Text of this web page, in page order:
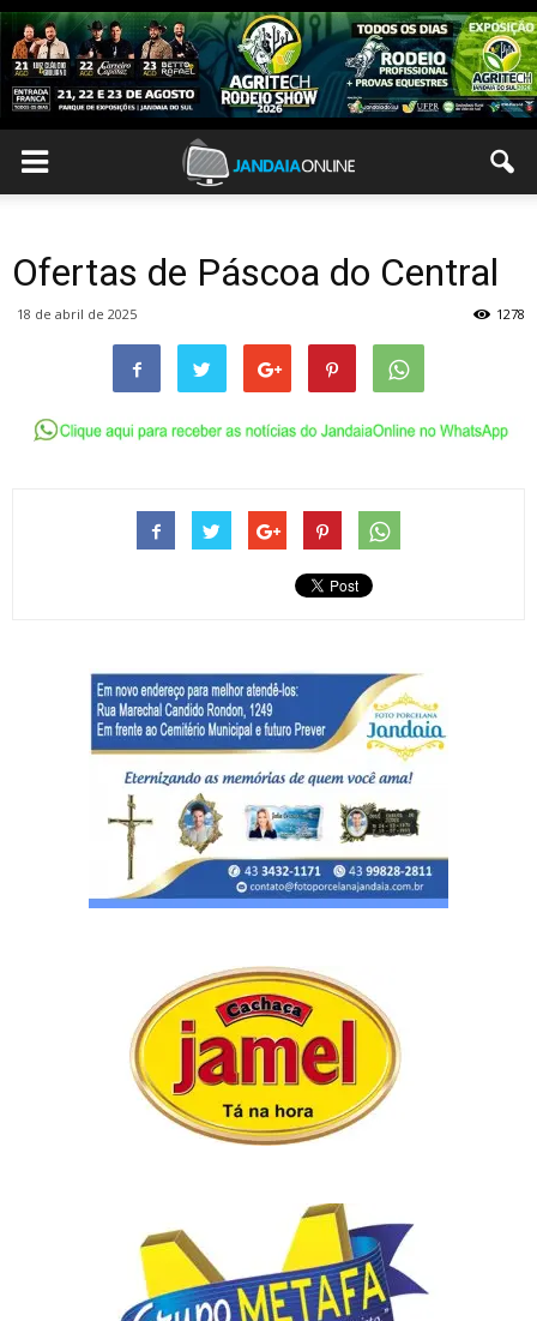
Ofertas de Páscoa do Central
18 de abril de 2025 1278